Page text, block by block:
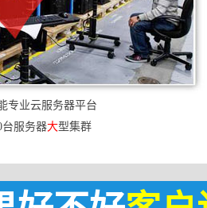
专业云服务器平台
台服务器大型集群